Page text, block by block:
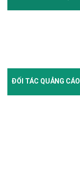
ĐỐI TÁC QUẢNG CÁO